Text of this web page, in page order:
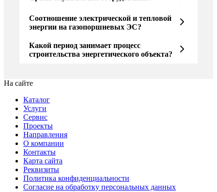
Соотношение электрической и тепловой
энергии на газопоршневых ЭС?
Какой период занимает процесс
строительства энергетического объекта?
На сайте
Каталог
Услуги
Сервис
Проекты
Направления
О компании
Контакты
Карта сайта
Реквизиты
Политика конфиденциальности
Согласие на обработку персональных данных